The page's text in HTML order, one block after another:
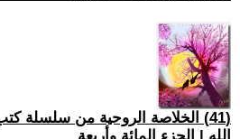
(41) الخلاصة الروحية من سلسلة